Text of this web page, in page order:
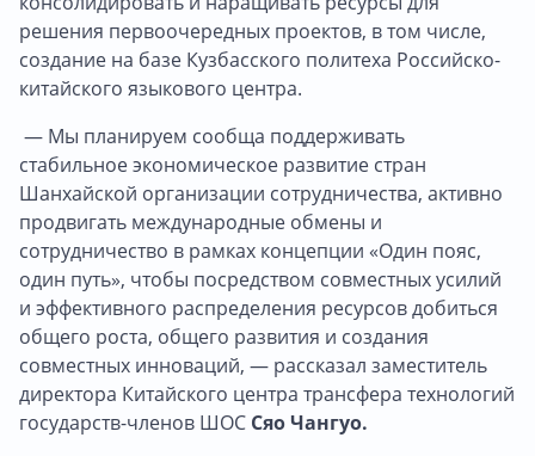
решения первоочередных проектов, в том числе,
создание на базе Кузбасского политеха Российско-
китайского языкового центра.
— Мы планируем сообща поддерживать
стабильное экономическое развитие стран
Шанхайской организации сотрудничества, активно
продвигать международные обмены и
сотрудничество в рамках концепции «Один пояс,
один путь», чтобы посредством совместных усилий
и эффективного распределения ресурсов добиться
общего роста, общего развития и создания
совместных инноваций, — рассказал заместитель
директора Китайского центра трансфера технологий
государств-членов ШОС Сяо Чангуо.